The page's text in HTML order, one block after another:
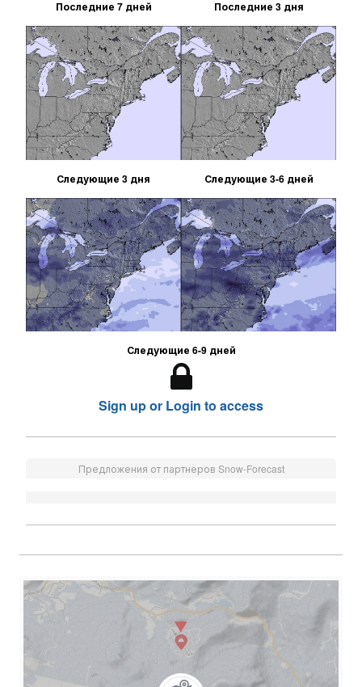
Последние 7 дней Последние 3 дня
Следующие 3 дня Следующие 3-6 дней
Следующие 6-9 дней
Sign up or Login to access
Предложения от партнеров Snow-Forecast